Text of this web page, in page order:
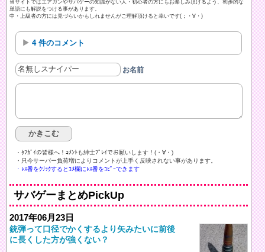
当サイトではエアガンやサバゲーの知識がない人・初心者の方にもお楽しみ頂けるよう、初歩的な
単語にも解説をつける事があります。
中・上級者の方には見づらいかもしれませんがご理解頂けると幸いです(；・∀・)
4 件のコメント
お名前
・ﾀﾌｶﾞｲの皆様へ！ｺﾒﾝﾄも紳士ﾌﾟﾚｲでお願いします！(・∀・)ゞ
・只今サーバー負荷増によりコメントが上手く反映されない事があります。
・ﾚｽ番をｸﾘｯｸするとｺﾒ欄にﾚｽ番をｺﾋﾟｰできます
サバゲーまとめPickUp
2017年06月23日
銃弾って口径でかくするより矢みたいに前後
に長くした方が強くない？